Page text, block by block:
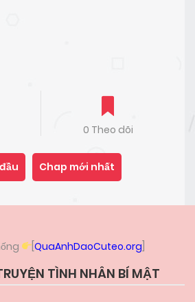
0 Theo dõi
Chap mới nhất
[QuaAnhDaoCuteo.org
TÌNH NHÂN BÍ MẬT